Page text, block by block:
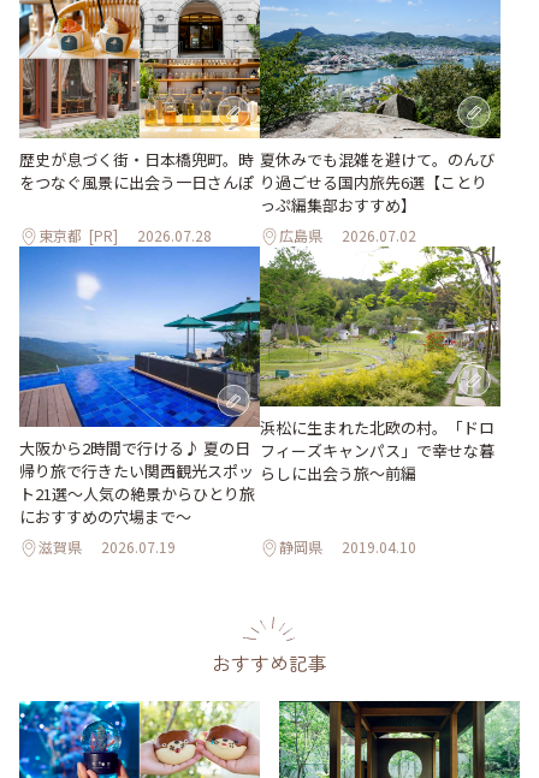
歴史が息づく街・日本橋兜町。時
をつなぐ風景に出会う一日さんぽ
東京都 [PR] 2026.07.28
夏休みでも混雑を避けて。のんび
り過ごせる国内旅先6選【ことり
っぷ編集部おすすめ】
広島県 2026.07.02
大阪から2時間で行ける♪ 夏の日
帰り旅で行きたい関西観光スポッ
ト21選～人気の絶景からひとり旅
におすすめの穴場まで～
滋賀県 2026.07.19
浜松に生まれた北欧の村。「ドロ
フィーズキャンパス」で幸せな暮
らしに出会う旅～前編
静岡県 2019.04.10
おすすめ記事